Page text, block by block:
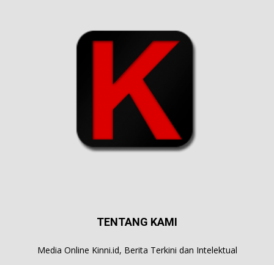
TENTANG KAMI
Media Online Kinni.id, Berita Terkini dan Intelektual